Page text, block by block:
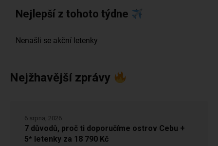
Nejlepší z tohoto týdne
Nejžhavější zprávy
7 důvodů, proč ti doporučíme ostrov Cebu +
5* letenky za 18 790 Kč
6 srpna, 2026